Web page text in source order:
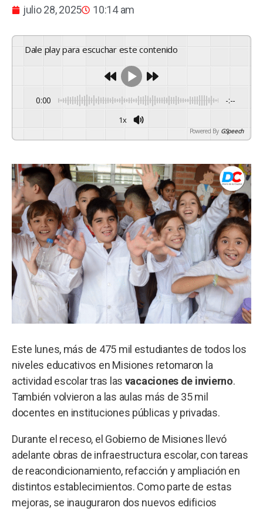
julio 28, 2025 10:14 am
Dale play para escuchar este contenido
0:00 -:--
1x
Powered By GSpeech
Este lunes, más de 475 mil estudiantes de todos los
niveles educativos en Misiones retomaron la
actividad escolar tras las vacaciones de invierno.
También volvieron a las aulas más de 35 mil
docentes en instituciones públicas y privadas.
Durante el receso, el Gobierno de Misiones llevó
adelante obras de infraestructura escolar, con tareas
de reacondicionamiento, refacción y ampliación en
distintos establecimientos. Como parte de estas
mejoras, se inauguraron dos nuevos edificios